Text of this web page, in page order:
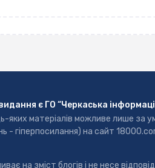
є ГО “Черкаська
яких матеріалів можливе лише за
- гіперпосилання) на сайт
на зміст блогів і не несе